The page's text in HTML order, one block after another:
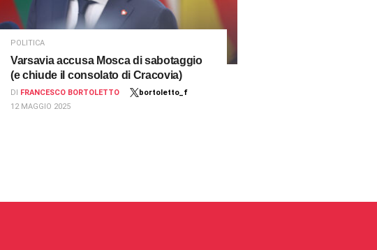
POLITICA
Varsavia accusa Mosca di sabotaggio
(e chiude il consolato di Cracovia)
DI FRANCESCO BORTOLETTO
bortoletto_f
12 MAGGIO 2025